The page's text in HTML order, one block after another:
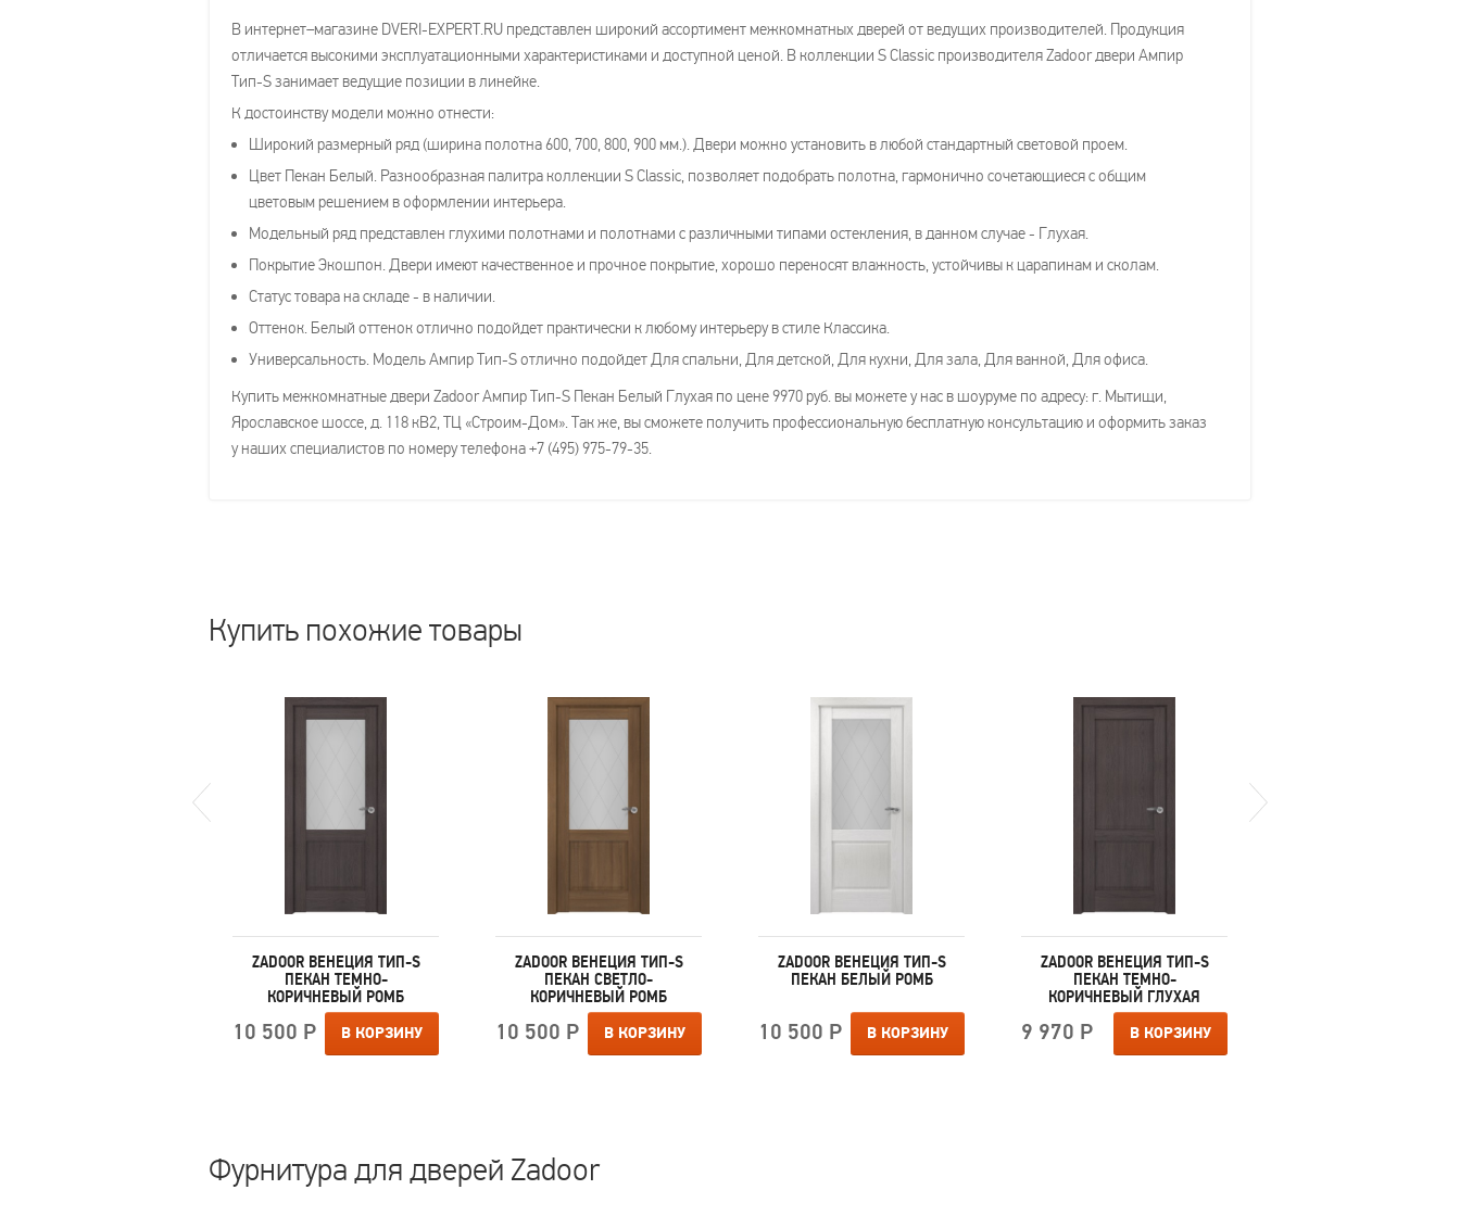
В интернет–магазине DVERI-EXPERT.RU представлен широкий ассортимент межкомнатных дверей от ведущих производителей. Продукция
отличается высокими эксплуатационными характеристиками и доступной ценой. В коллекции S Classic производителя Zadoor двери Ампир
Тип-S занимает ведущие позиции в линейке.
К достоинству модели можно отнести:
Широкий размерный ряд (ширина полотна 600, 700, 800, 900 мм.). Двери можно установить в любой стандартный световой проем.
Цвет Пекан Белый. Разнообразная палитра коллекции S Classic, позволяет подобрать полотна, гармонично сочетающиеся с общим
цветовым решением в оформлении интерьера.
Модельный ряд представлен глухими полотнами и полотнами с различными типами остекления, в данном случае - Глухая.
Покрытие Экошпон. Двери имеют качественное и прочное покрытие, хорошо переносят влажность, устойчивы к царапинам и сколам.
Статус товара на складе - в наличии.
Оттенок. Белый оттенок отлично подойдет практически к любому интерьеру в стиле Классика.
Универсальность. Модель Ампир Тип-S отлично подойдет Для спальни, Для детской, Для кухни, Для зала, Для ванной, Для офиса.
Купить межкомнатные двери Zadoor Ампир Тип-S Пекан Белый Глухая по цене 9970 руб. вы можете у нас в шоуруме по адресу: г. Мытищи,
Ярославское шоссе, д. 118 кВ2, ТЦ «Строим-Дом». Так же, вы сможете получить профессиональную бесплатную консультацию и оформить заказ
у наших специалистов по номеру телефона +7 (495) 975-79-35.
Купить похожие товары
ZADOOR ВЕНЕЦИЯ ТИП-S
ПЕКАН ТЕМНО-
КОРИЧНЕВЫЙ РОМБ
10 500 Р В КОРЗИНУ
ZADOOR ВЕНЕЦИЯ ТИП-S
ПЕКАН СВЕТЛО-
КОРИЧНЕВЫЙ РОМБ
10 500 Р В КОРЗИНУ
ZADOOR ВЕНЕЦИЯ ТИП-S
ПЕКАН БЕЛЫЙ РОМБ
10 500 Р В КОРЗИНУ
ZADOOR ВЕНЕЦИЯ ТИП-S
ПЕКАН ТЕМНО-
КОРИЧНЕВЫЙ ГЛУХАЯ
9 970 Р В КОРЗИНУ
Фурнитура для дверей Zadoor